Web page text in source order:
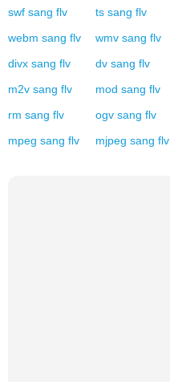
swf sang flv ts sang flv
webm sang flv wmv sang flv
divx sang flv dv sang flv
m2v sang flv mod sang flv
rm sang flv ogv sang flv
mpeg sang flv mjpeg sang flv